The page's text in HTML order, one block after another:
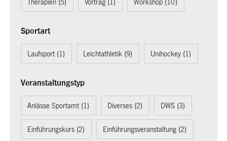
Therapien (5) Vortrag (1) Workshop (10)
Sportart
Laufsport (1) Leichtathletik (9) Unihockey (1)
Veranstaltungstyp
Anlässe Sportamt (1) Diverses (2) DWS (3)
Einführungskurs (2) Einführungsveranstaltung (2)